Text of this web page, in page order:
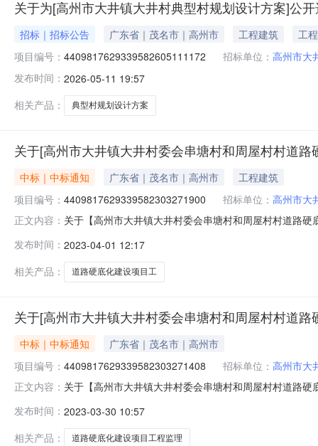
关于为[高州市大井镇大井村典型村规划设计方案]公
招标｜招标公告 广东省｜茂名市｜高州市 工程建筑
工程
项目编号： 4409817629339582605111172 招标单位： 高州市大
发布时间： 2026-05-11 19:57
相关产品：
典型村规划设计方案
关于[高州市大井镇大井村委会串塘村和周屋村村道
中标｜中标通知 广东省｜茂名市｜高州市
工程建筑
项目编号： 4409817629339582303271900 招标单位： 高州市大
正文内容： 关于【高州市大井镇大井村委会串塘村和周屋村村道路
项目采购）投资审批项目否采购项目编码：
取业主单位
发布时间： 2023-04-01 12:17
相关产品：
道路硬底化建设项目工
关于[高州市大井镇大井村委会串塘村和周屋村村道
中标｜中标通知
广东省｜茂名市｜高州市
项目编号： 4409817629339582303271408 招标单位： 高州市大
正文内容： 关于【高州市大井镇大井村委会串塘村和周屋村村道路
项目采购）投资审批项目否采购项目编码：
选取业主单
发布时间： 2023-03-30 10:57
相关产品：
道路硬底化建设项目工程监理